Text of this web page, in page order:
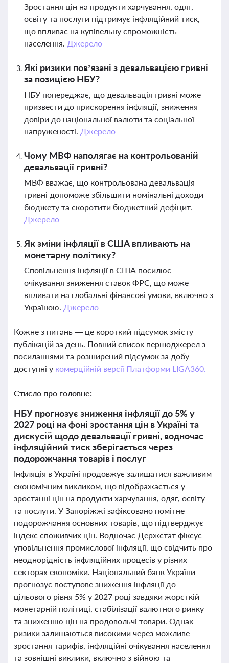
Зростання цін на продукти харчування, одяг,
освіту та послуги підтримує інфляційний тиск,
що впливає на купівельну спроможність
населення. Джерело
Які ризики пов’язані з девальвацією гривні
за позицією НБУ?
НБУ попереджає, що девальвація гривні може
призвести до прискорення інфляції, зниження
довіри до національної валюти та соціальної
напруженості. Джерело
Чому МВФ наполягає на контрольованій
девальвації гривні?
МВФ вважає, що контрольована девальвація
гривні допоможе збільшити номінальні доходи
бюджету та скоротити бюджетний дефіцит.
Джерело
Як зміни інфляції в США впливають на
монетарну політику?
Сповільнення інфляції в США посилює
очікування зниження ставок ФРС, що може
впливати на глобальні фінансові умови, включно з
Україною. Джерело
Кожне з питань — це короткий підсумок змісту
публікацій за день. Повний список першоджерел з
посиланнями та розширений підсумок за добу
доступні у комерційній версії Платформи LIGA360.
Стисло про головне:
НБУ прогнозує зниження інфляції до 5% у
2027 році на фоні зростання цін в Україні та
дискусій щодо девальвації гривні, водночас
інфляційний тиск зберігається через
подорожчання товарів і послуг
Інфляція в Україні продовжує залишатися важливим
економічним викликом, що відображається у
зростанні цін на продукти харчування, одяг, освіту
та послуги. У Запоріжжі зафіксовано помітне
подорожчання основних товарів, що підтверджує
індекс споживчих цін. Водночас Держстат фіксує
уповільнення промислової інфляції, що свідчить про
неоднорідність інфляційних процесів у різних
секторах економіки. Національний банк України
прогнозує поступове зниження інфляції до
цільового рівня 5% у 2027 році завдяки жорсткій
монетарній політиці, стабілізації валютного ринку
та зниженню цін на продовольчі товари. Однак
ризики залишаються високими через можливе
зростання тарифів, інфляційні очікування населення
та зовнішні виклики, включно з війною та